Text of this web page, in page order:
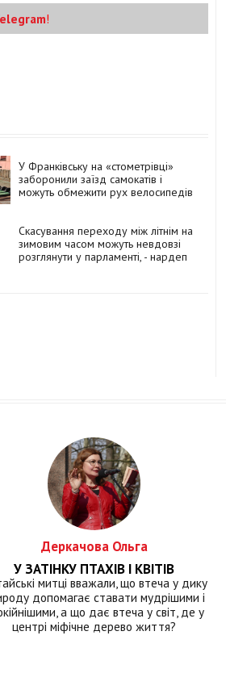
!
У Франківську на «стометрівці»
заборонили заїзд самокатів і
можуть обмежити рух велосипедів
Скасування переходу між літнім на
зимовим часом можуть невдовзі
розглянути у парламенті, - нардеп
Деркачова Ольга
У ЗАТІНКУ ПТАХІВ І КВІТІВ
митці вважали, що втеча у дику
допомагає ставати мудрішими і
а що дає втеча у світ, де у
центрі міфічне дерево життя?